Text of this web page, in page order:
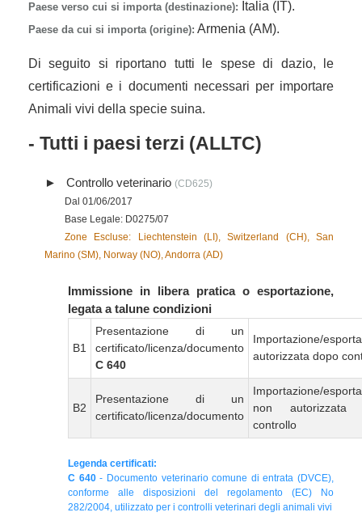
Paese verso cui si importa (destinazione): Italia (IT).
Paese da cui si importa (origine): Armenia (AM).
Di seguito si riportano tutti le spese di dazio, le
certificazioni e i documenti necessari per importare
Animali vivi della specie suina.
- Tutti i paesi terzi (ALLTC)
Controllo veterinario (CD625)
Dal 01/06/2017
Base Legale: D0275/07
Zone Escluse: Liechtenstein (LI), Switzerland (CH), San
Marino (SM), Norway (NO), Andorra (AD)
Immissione in libera pratica o esportazione,
legata a talune condizioni
B1
Presentazione di un
certificato/licenza/documento
C 640
Importazione/
autorizzata dopo
B2
Presentazione di un
certificato/licenza/documento
Importazione/
non autorizzata
controllo
Legenda certificati:
C 640- Documento veterinario comune di entrata (DVCE),
conforme alle disposizioni del regolamento (EC) No
282/2004, utilizzato per i controlli veterinari degli animali vivi